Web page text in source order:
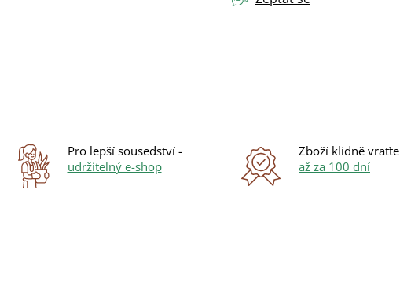
Pro lepší sousedství -
udržitelný e-shop
Zboží klidně vraťte
až za 100 dní